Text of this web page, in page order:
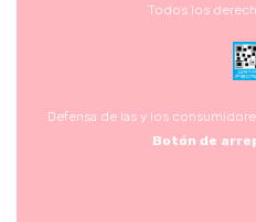
Todos los
Defensa de las y los
Botón de